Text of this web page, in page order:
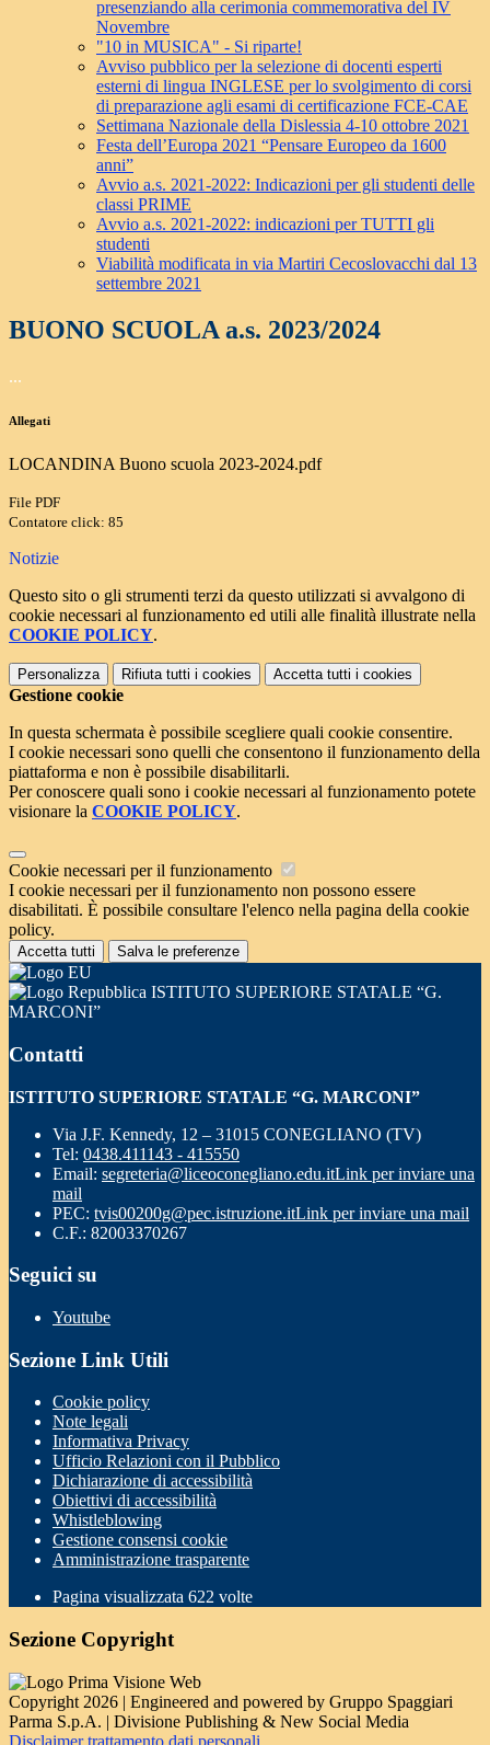
presenziando alla cerimonia commemorativa del IV
Novembre
"10 in MUSICA" - Si riparte!
Avviso pubblico per la selezione di docenti esperti
esterni di lingua INGLESE per lo svolgimento di corsi
di preparazione agli esami di certificazione FCE-CAE
Settimana Nazionale della Dislessia 4-10 ottobre 2021
Festa dell’Europa 2021 “Pensare Europeo da 1600
anni”
Avvio a.s. 2021-2022: Indicazioni per gli studenti delle
classi PRIME
Avvio a.s. 2021-2022: indicazioni per TUTTI gli
studenti
Viabilità modificata in via Martiri Cecoslovacchi dal 13
settembre 2021
BUONO SCUOLA a.s. 2023/2024
...
Allegati
LOCANDINA Buono scuola 2023-2024.pdf
File PDF
Contatore click: 85
Notizie
Questo sito o gli strumenti terzi da questo utilizzati si avvalgono di
cookie necessari al funzionamento ed utili alle finalità illustrate nella
COOKIE POLICY.
Personalizza Rifiuta tutti i cookies Accetta tutti i cookies
Gestione cookie
In questa schermata è possibile scegliere quali cookie consentire.
I cookie necessari sono quelli che consentono il funzionamento della
piattaforma e non è possibile disabilitarli.
Per conoscere quali sono i cookie necessari al funzionamento potete
visionare la COOKIE POLICY.
Cookie necessari per il funzionamento
I cookie necessari per il funzionamento non possono essere
disabilitati. È possibile consultare l'elenco nella pagina della cookie
policy.
Accetta tutti Salva le preferenze
ISTITUTO SUPERIORE STATALE “G.
MARCONI”
Contatti
ISTITUTO SUPERIORE STATALE “G. MARCONI”
Via J.F. Kennedy, 12 – 31015 CONEGLIANO (TV)
Tel: 0438.411143 - 415550
Email: segreteria@liceoconegliano.edu.itLink per inviare una
mail
PEC: tvis00200g@pec.istruzione.itLink per inviare una mail
C.F.: 82003370267
Seguici su
Youtube
Sezione Link Utili
Cookie policy
Note legali
Informativa Privacy
Ufficio Relazioni con il Pubblico
Dichiarazione di accessibilità
Obiettivi di accessibilità
Whistleblowing
Gestione consensi cookie
Amministrazione trasparente
Pagina visualizzata 622 volte
Sezione Copyright
Copyright 2026 | Engineered and powered by Gruppo Spaggiari
Parma S.p.A. | Divisione Publishing & New Social Media
Disclaimer trattamento dati personali